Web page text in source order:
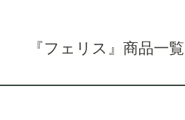
『フェリス』商品一覧
検索